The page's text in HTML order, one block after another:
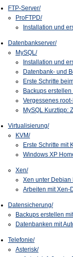
FTP-Server/
ProFTPD/
Installation und
Datenbankserver/
MySQL/
Installation und
Datenbank- und
Erste Schritte
Backups
Vergessenes
MySQL Kurztipp:
Virtualisierung/
KVM/
Erste Schritte mit
Windows XP
Xen/
Xen unter Debian
Arbeiten mit Xen-
Datensicherung/
Backups erstellen
Datenbanken mit
Telefonie/
Asterisk/